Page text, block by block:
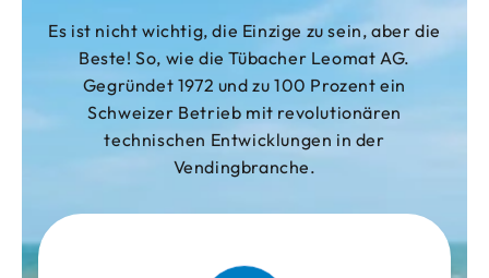
Es ist nicht wichtig, die Einzige zu sein, aber die
Beste! So, wie die Tübacher Leomat AG.
Gegründet 1972 und zu 100 Prozent ein
Schweizer Betrieb mit revolutionären
technischen Entwicklungen in der
Vendingbranche.